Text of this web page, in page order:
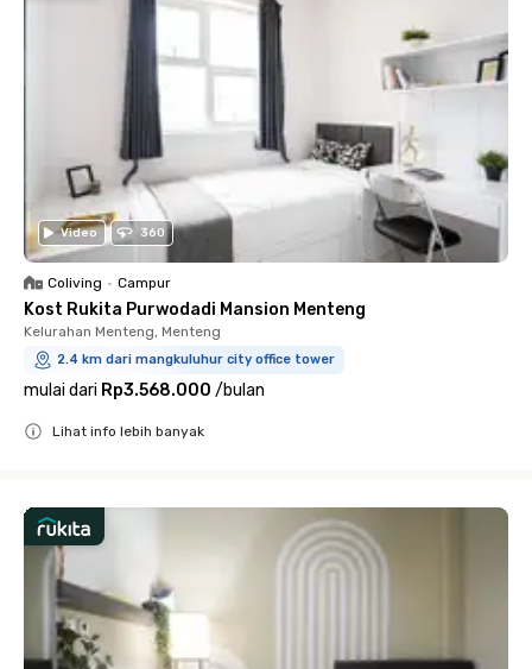
Video 360
Coliving • Campur
Kost Rukita Purwodadi Mansion Menteng
Kelurahan Menteng, Menteng
2.4 km dari mangkuluhur city office tower
mulai dari Rp3.568.000 /bulan
Lihat info lebih banyak